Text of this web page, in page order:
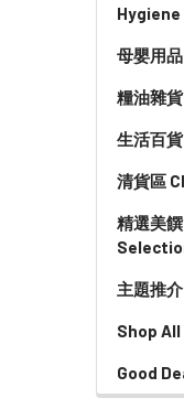
Hygiene
母嬰用
糧油雜
生活百
清貨區
精選美
主題推
Shop All
Good